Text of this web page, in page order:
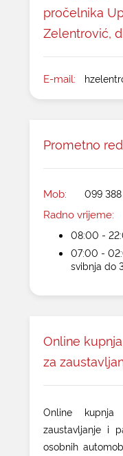
pročelnika
Zelentrović,
E-mail:
Prometno
Mob: 099
Radno vrijeme:
08:00 -
07:00 -
svibnja do
Online
za
Online
zaustavljanje i
osobnih